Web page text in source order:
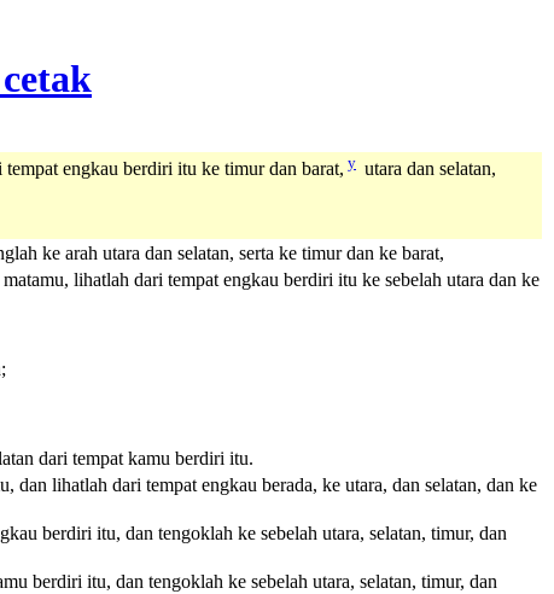
engkau berdiri itu ke timur dan barat, y utara dan selatan,
ke arah utara dan selatan, serta ke timur dan ke barat,
lihatlah dari tempat engkau berdiri itu ke sebelah utara dan ke
dari tempat kamu berdiri itu.
lihatlah dari tempat engkau berada, ke utara, dan selatan, dan ke
berdiri itu, dan tengoklah ke sebelah utara, selatan, timur, dan
berdiri itu, dan tengoklah ke sebelah utara, selatan, timur, dan